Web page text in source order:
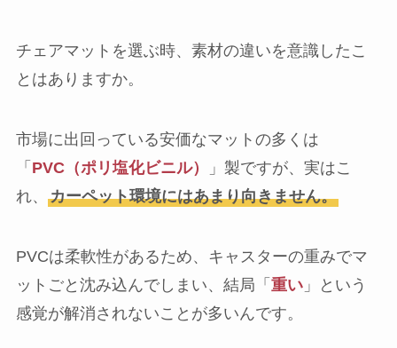
チェアマットを選ぶ時、素材の違いを意識したこ
とはありますか。
市場に出回っている安価なマットの多くは
「 PVC（ポリ塩化ビニル）
」製ですが、実はこ
れ、 カーペット環境にはあまり向きません。
PVCは柔軟性があるため、キャスターの重みでマ
ットごと沈み込んでしまい、結局「 重い」という
感覚が解消されないことが多いんです。